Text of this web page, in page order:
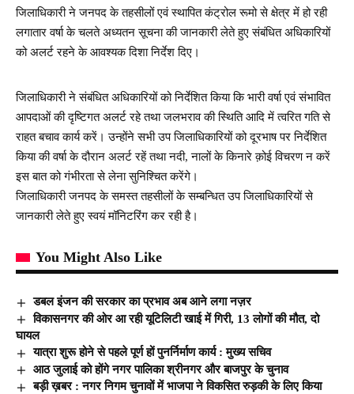
जिलाधिकारी ने जनपद के तहसीलों एवं स्थापित कंट्रोल रूमो से क्षेत्र में हो रही
लगातार वर्षा के चलते अध्यतन सूचना की जानकारी लेते हुए संबंधित अधिकारियों
को अलर्ट रहने के आवश्यक दिशा निर्देश दिए।
जिलाधिकारी ने संबंधित अधिकारियों को निर्देशित किया कि भारी वर्षा एवं संभावित
आपदाओं की दृष्टिगत अलर्ट रहे तथा जलभराव की स्थिति आदि में त्वरित गति से
राहत बचाव कार्य करें। उन्होंने सभी उप जिलाधिकारियों को दूरभाष पर निर्देशित
किया की वर्षा के दौरान अलर्ट रहें तथा नदी, नालों के किनारे क़ोई विचरण न करें
इस बात को गंभीरता से लेना सुनिश्चित करेंगे।
जिलाधिकारी जनपद के समस्त तहसीलों के सम्बन्धित उप जिलाधिकारियों से
जानकारी लेते हुए स्वयं मॉनिटरिंग कर रही है।
You Might Also Like
डबल इंजन की सरकार का प्रभाव अब आने लगा नज़र
विकासनगर की ओर आ रही यूटिलिटी खाई में गिरी, 13 लोगों की मौत, दो
घायल
यात्रा शुरू होने से पहले पूर्ण हों पुनर्निर्माण कार्य : मुख्य सचिव
आठ जुलाई को होंगे नगर पालिका श्रीनगर और बाजपुर के चुनाव
बड़ी ख़बर : नगर निगम चुनावों में भाजपा ने विकसित रुड़की के लिए किया